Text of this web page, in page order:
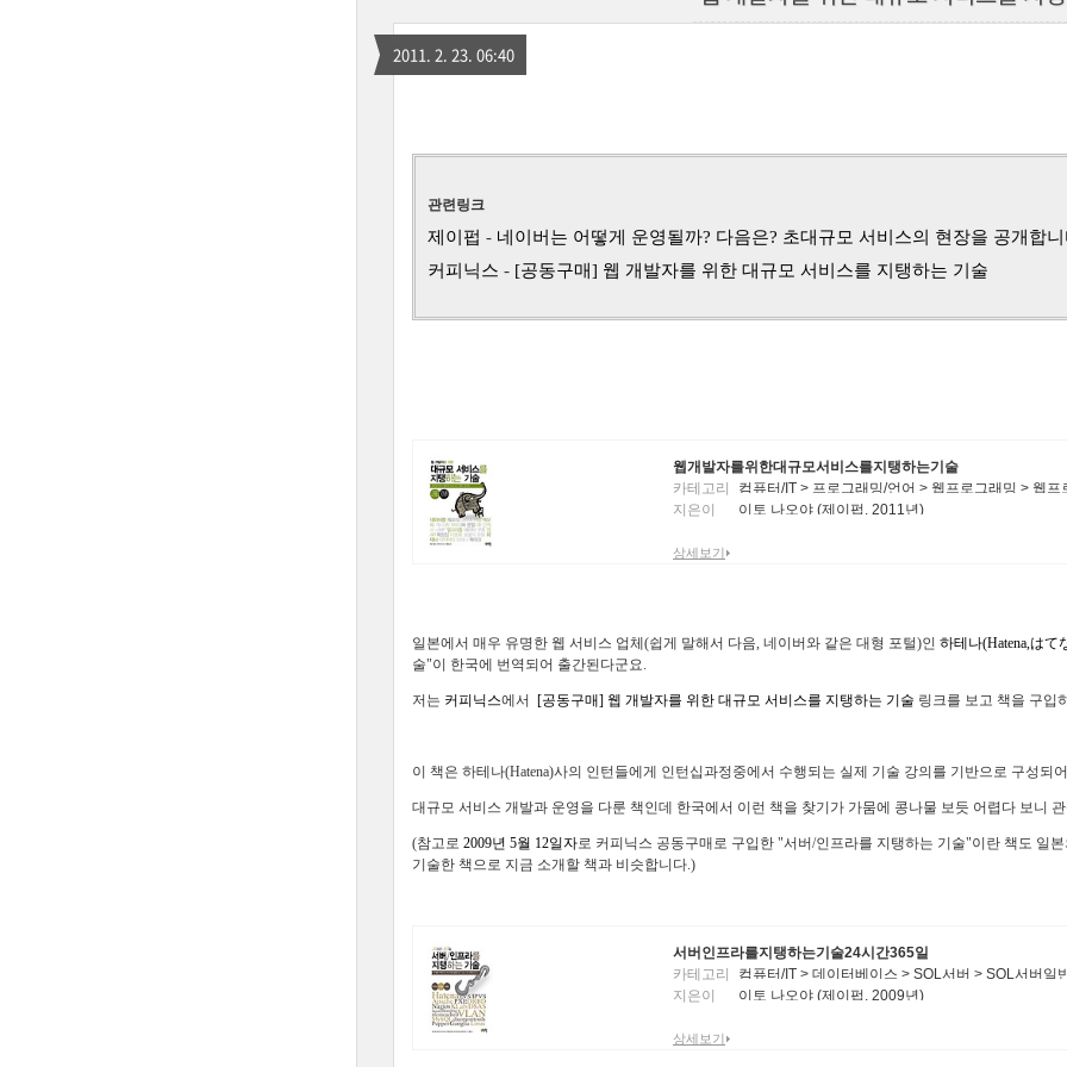
2011. 2. 23. 06:40
관련링크
제이펍 - 네이버는 어떻게 운영될까? 다음은? 초대규모 서비스의 현장을 공개합니
커피닉스 - [공동구매] 웹 개발자를 위한 대규모 서비스를 지탱하는 기술
웹개발자를위한대규모서비스를지탱하는기술
카테고리
컴퓨터/IT > 프로그래밍/언어 > 웹프로그래밍 > 웹프
지은이
이토 나오야 (제이펍, 2011년)
상세보기
일본에서 매우 유명한 웹 서비스 업체(쉽게 말해서 다음, 네이버와 같은 대형 포털)인 하테나(Hatena,はて
술"이 한국에 번역되어 출간된다군요.
저는 커피닉스에서 [공동구매] 웹 개발자를 위한 대규모 서비스를 지탱하는 기술 링크를 보고 책을 구입
이 책은 하테나(Hatena)사의 인턴들에게 인턴십과정중에서 수행되는 실제 기술 강의를 기반으로 구성되
대규모 서비스 개발과 운영을 다룬 책인데 한국에서 이런 책을 찾기가 가뭄에 콩나물 보듯 어렵다 보니
(참고로 2009년 5월 12일자로 커피닉스 공동구매로 구입한 "서버/인프라를 지탱하는 기술"이란 책도 일
기술한 책으로 지금 소개할 책과 비슷합니다.)
서버인프라를지탱하는기술24시간365일
카테고리
컴퓨터/IT > 데이터베이스 > SQL서버 > SQL서버일
지은이
이토 나오야 (제이펍, 2009년)
상세보기